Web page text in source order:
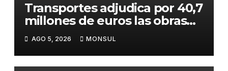
Transportes adjudica por 40,7
millones de euros las obras
para mejorar la accesibilidad
del transporte público en la
A-4 en Getafe
AGO 5, 2026 MONSUL